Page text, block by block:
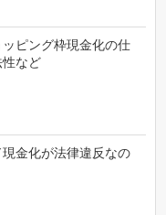
ピング枠現金化の仕
など
金化が法律違反なの